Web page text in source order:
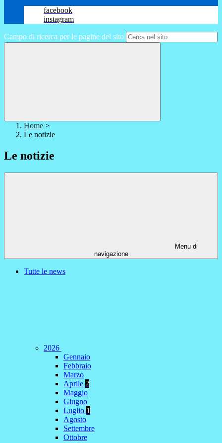
facebook
instagram
Campo di ricerca per le pagine del sito
Home >
Le notizie
Le notizie
Menu di
navigazione
Tutte le news
2026
Gennaio
Febbraio
Marzo
Aprile 2
Maggio
Giugno
Luglio 1
Agosto
Settembre
Ottobre